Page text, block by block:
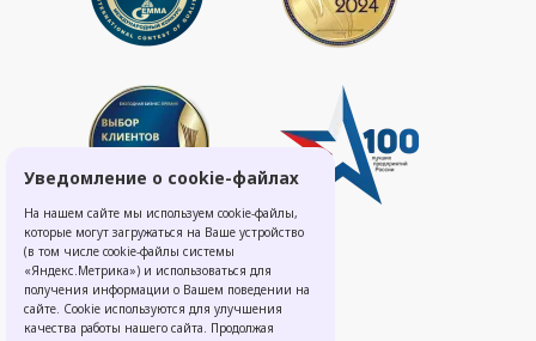
Уведомление о cookie-файлах
На нашем сайте мы используем cookie-файлы,
которые могут загружаться на Ваше устройство
(в том числе cookie-файлы системы
«Яндекс.Метрика») и использоваться для
получения информации о Вашем поведении на
сайте. Cookie используются для улучшения
качества работы нашего сайта. Продолжая